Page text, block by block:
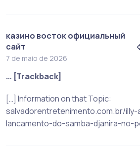
казино восток официальный
сайт
7 de maio de 2026
… [Trackback]
[…] Information on that Topic:
salvadorentretenimento.com.br/
lancamento-do-samba-djanira-no-